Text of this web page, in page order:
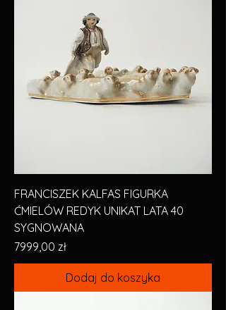
FRANCISZEK KALFAS FIGURKA
ĆMIELÓW REDYK UNIKAT LATA 40
SYGNOWANA
Cena
7999,00 zł
Dodaj do koszyka